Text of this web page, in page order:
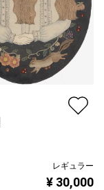
レギュラー
¥ 30,000